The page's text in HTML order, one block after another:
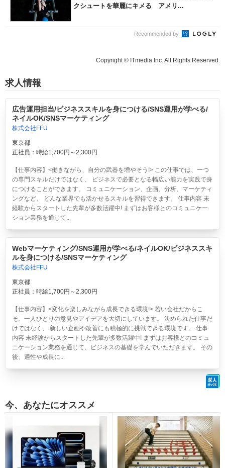
クシュートを華麗にキメる アメリ...
Recommended by
Copyright © ITmedia Inc. All Rights Reserved.
求人情報
広告運用担当/ビジネススキルを身につける/SNS運用が学べる/
ネイルOK/SNSマーケティング
株式会社FFU
東京都
正社員：時給1,700円～2,300円
【仕事内容】<働きながら、自分の武器を増やそう!> この仕事では、一つ
の専門スキルだけではなく、 ビジネスで必要となる幅広い能力を実践で身
につけることができます。 コミュニケーション、企画、分析、マーケティ
ングなど、 どんな業界でも活かせるスキルを習得できます。 仕事内容 未
経験からスタートした先輩が多数活躍中! まずはお客様とのコミュニケー
ション業務を通じて...
Webマーケティング/SNS運用が学べる/ネイルOK/ビジネススキ
ルを身につける/SNSマーケティング
株式会社FFU
東京都
正社員：時給1,700円～2,300円
【仕事内容】<変化を楽しみながら成長できる環境!> 若い会社だからこ
そ、一人ひとりの意見やアイデアを大切にしています。 決められた仕事だ
けではなく、 新しい企画や改善にも積極的に挑戦できる環境です。 仕事
内容 未経験からスタートした先輩が多数活躍中! まずはお客様とのコミュ
ニケーション業務を通じて、ビジネスの基礎を学んでいただきます。 その
後、適性や成長に...
今、あなたにオススメ